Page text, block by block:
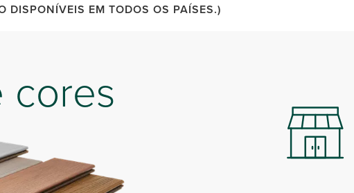
DISPONÍVEIS EM TODOS OS PAÍSES.)
cores